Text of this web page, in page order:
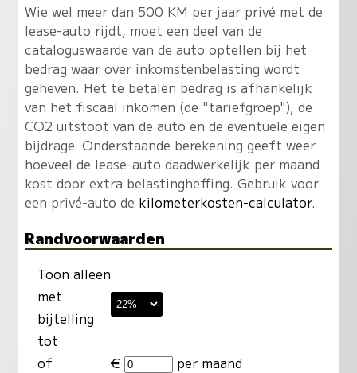
Wie wel meer dan 500 KM per jaar privé met de
lease-auto rijdt, moet een deel van de
cataloguswaarde van de auto optellen bij het
bedrag waar over inkomstenbelasting wordt
geheven. Het te betalen bedrag is afhankelijk
van het fiscaal inkomen (de "tariefgroep"), de
CO2 uitstoot van de auto en de eventuele eigen
bijdrage. Onderstaande berekening geeft weer
hoeveel de lease-auto daadwerkelijk per maand
kost door extra belastingheffing. Gebruik voor
een privé-auto de kilometerkosten-calculator.
Randvoorwaarden
Toon alleen
met
bijtelling
tot
of
€ per maand